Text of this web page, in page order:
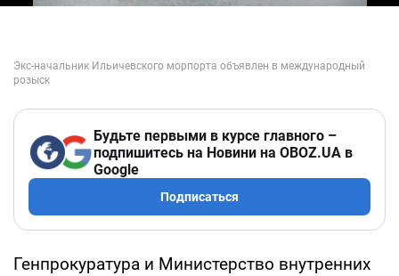
Будьте первыми в курсе главного –
подпишитесь на Новини на OBOZ.UA в
Google
Подписаться
Генпрокуратура и Министерство внутренних